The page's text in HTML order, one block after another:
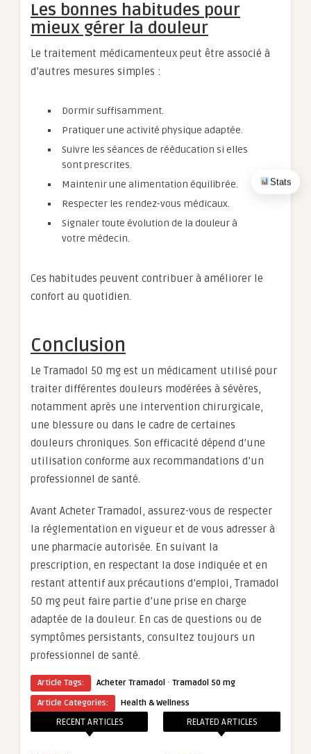
Stats
Les bonnes habitudes pour
mieux gérer la douleur
Le traitement médicamenteux peut être associé à
d’autres mesures simples :
Dormir suffisamment.
Pratiquer une activité physique adaptée.
Suivre les séances de rééducation si elles
sont prescrites.
Maintenir une alimentation équilibrée.
Respecter les rendez-vous médicaux.
Signaler toute évolution de la douleur à
votre médecin.
Ces habitudes peuvent contribuer à améliorer le
confort au quotidien.
Conclusion
Le Tramadol 50 mg est un médicament utilisé pour
traiter différentes douleurs modérées à sévères,
notamment après une intervention chirurgicale,
une blessure ou dans le cadre de certaines
douleurs chroniques. Son efficacité dépend d’une
utilisation conforme aux recommandations d’un
professionnel de santé.
Avant Acheter Tramadol, assurez-vous de respecter
la réglementation en vigueur et de vous adresser à
une pharmacie autorisée. En suivant la
prescription, en respectant la dose indiquée et en
restant attentif aux précautions d’emploi, Tramadol
50 mg peut faire partie d’une prise en charge
adaptée de la douleur. En cas de questions ou de
symptômes persistants, consultez toujours un
professionnel de santé.
Article Tags: Acheter Tramadol · Tramadol 50 mg
Article Categories:
Health & Wellness
RECENT ARTICLES RELATED ARTICLES